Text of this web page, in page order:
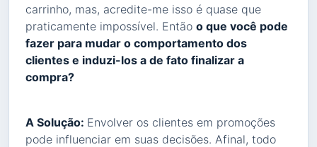
carrinho, mas, acredite-me isso é quase que
praticamente impossível. Então o que você pode
fazer para mudar o comportamento dos
clientes e induzi-los a de fato finalizar a
compra?
A Solução: Envolver os clientes em promoções
pode influenciar em suas decisões. Afinal, todo